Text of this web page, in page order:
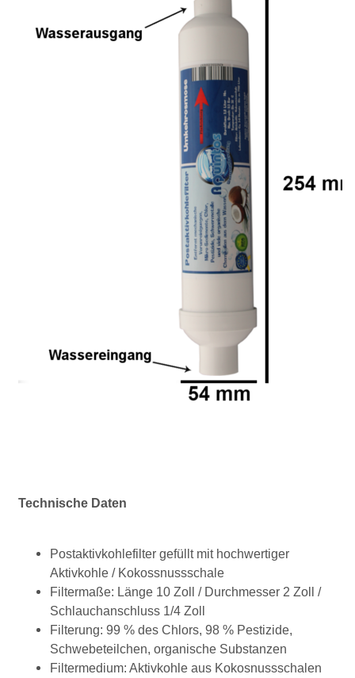
Technische Daten
Postaktivkohlefilter gefüllt mit hochwertiger
Aktivkohle / Kokossnussschale
Filtermaße: Länge 10 Zoll / Durchmesser 2 Zoll /
Schlauchanschluss 1/4 Zoll
Filterung: 99 % des Chlors, 98 % Pestizide,
Schwebeteilchen, organische Substanzen
Filtermedium: Aktivkohle aus Kokosnussschalen